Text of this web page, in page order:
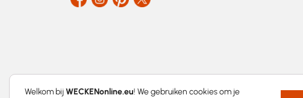
Welkom bijWECKENonline.eu! We gebruiken cookies om je